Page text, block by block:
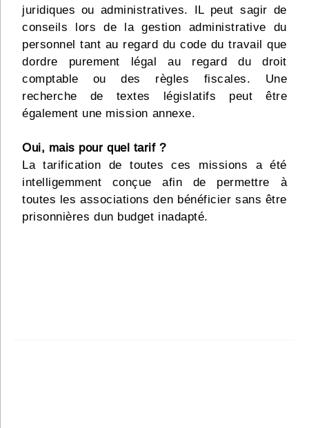
juridiques ou administratives. IL peut sagir de
conseils lors de la gestion administrative du
personnel tant au regard du code du travail que
dordre purement légal au regard du droit
comptable ou des règles fiscales. Une
recherche de textes législatifs peut être
également une mission annexe.
Oui, mais pour quel tarif ?
La tarification de toutes ces missions a été
intelligemment conçue afin de permettre à
toutes les associations den bénéficier sans être
prisonnières dun budget inadapté.